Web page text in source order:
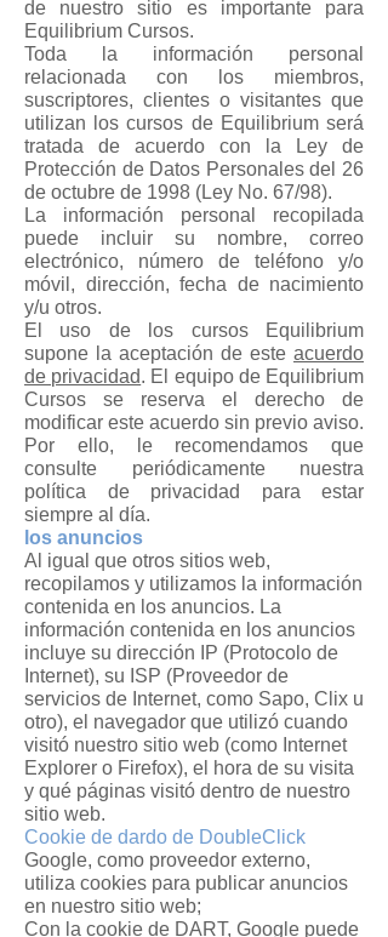
de nuestro sitio es importante para
Equilibrium Cursos.
Toda la información personal
relacionada con los miembros,
suscriptores, clientes o visitantes que
utilizan los cursos de Equilibrium será
tratada de acuerdo con la Ley de
Protección de Datos Personales del 26
de octubre de 1998 (Ley No. 67/98).
La información personal recopilada
puede incluir su nombre, correo
electrónico, número de teléfono y/o
móvil, dirección, fecha de nacimiento
y/u otros.
El uso de los cursos Equilibrium
supone la aceptación de este acuerdo
de privacidad. El equipo de Equilibrium
Cursos se reserva el derecho de
modificar este acuerdo sin previo aviso.
Por ello, le recomendamos que
consulte periódicamente nuestra
política de privacidad para estar
siempre al día.
los anuncios
Al igual que otros sitios web,
recopilamos y utilizamos la información
contenida en los anuncios. La
información contenida en los anuncios
incluye su dirección IP (Protocolo de
Internet), su ISP (Proveedor de
servicios de Internet, como Sapo, Clix u
otro), el navegador que utilizó cuando
visitó nuestro sitio web (como Internet
Explorer o Firefox), el hora de su visita
y qué páginas visitó dentro de nuestro
sitio web.
Cookie de dardo de DoubleClick
Google, como proveedor externo,
utiliza cookies para publicar anuncios
en nuestro sitio web;
Con la cookie de DART, Google puede